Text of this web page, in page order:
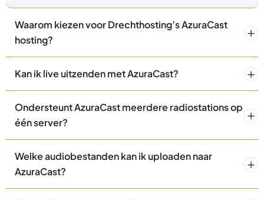
Waarom kiezen voor Drechthosting’s AzuraCast
hosting?
Kan ik live uitzenden met AzuraCast?
Ondersteunt AzuraCast meerdere radiostations op
één server?
Welke audiobestanden kan ik uploaden naar
AzuraCast?